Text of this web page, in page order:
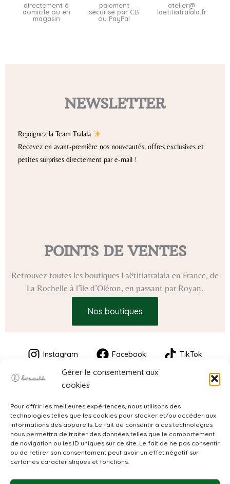
Gérer le consentement aux
cookies
Pour offrir les meilleures expériences, nous utilisons des
technologies telles que les cookies pour stocker et/ou accéder aux
informations des appareils. Le fait de consentir à ces technologies
nous permettra de traiter des données telles que le comportement
de navigation ou les ID uniques sur ce site. Le fait de ne pas consentir
ou de retirer son consentement peut avoir un effet négatif sur
certaines caractéristiques et fonctions.
directement à
domicile ou en
magasin
paiement
sécurisé par CB
ou PayPal
atelier@
laetitiatralala.fr
NEWSLETTER
Rejoignez la Team Tralala
Recevez en avant-première nos nouveautés, offres exclusives et
petites surprises directement par e-mail !
POINTS DE VENTES
Retrouvez toutes les boutiques Laëtitiatralala en France, de
La Rochelle à l’île d’Oléron, en passant par Royan.
Nos boutiques
Instagram Facebook TikTok
CGV